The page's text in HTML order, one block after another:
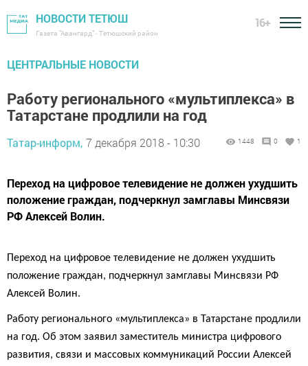
НОВОСТИ ТЕТЮШ
Газета "Авангард" - Тетюшский район
16+
ЦЕНТРАЛЬНЫЕ НОВОСТИ
Работу регионального «мультиплекса» в
Татарстане продлили на год
Татар-информ, 7 декабря 2018 - 10:30 1448 0 1
Переход на цифровое телевидение не должен ухудшить
положение граждан, подчеркнул замглавы Минсвязи
РФ Алексей Волин.
Переход на цифровое телевидение не должен ухудшить
положение граждан, подчеркнул замглавы Минсвязи РФ
Алексей Волин.
Работу регионального «мультиплекса» в Татарстане продлили
на год. Об этом заявил заместитель министра цифрового
развития, связи и массовых коммуникаций России Алексей